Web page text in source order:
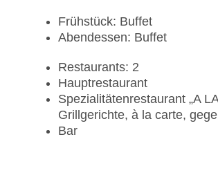
Frühstück: Buffet
Abendessen: Buffet
Restaurants: 2
Hauptrestaurant
Spezialitätenrestaurant „A
Grillgerichte, à la carte,
Bar